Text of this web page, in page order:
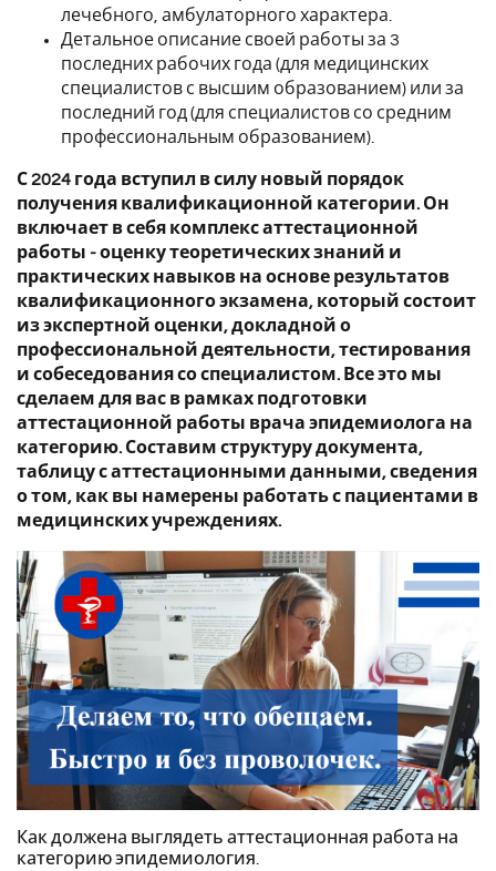
лечебного, амбулаторного характера.
Детальное описание своей работы за 3
последних рабочих года (для медицинских
специалистов с высшим образованием) или за
последний год (для специалистов со средним
профессиональным образованием).
С 2024 года вступил в силу новый порядок
получения квалификационной категории. Он
включает в себя комплекс аттестационной
работы - оценку теоретических знаний и
практических навыков на основе результатов
квалификационного экзамена, который состоит
из экспертной оценки, докладной о
профессиональной деятельности, тестирования
и собеседования со специалистом. Все это мы
сделаем для вас в рамках подготовки
аттестационной работы врача эпидемиолога на
категорию. Составим структуру документа,
таблицу с аттестационными данными, сведения
о том, как вы намерены работать с пациентами в
медицинских учреждениях.
Как должена выглядеть аттестационная работа на
категорию эпидемиология.